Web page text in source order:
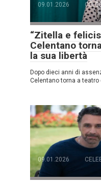
09.01.2026
“Zitella e
Celentano
la sua libertà
Dopo dieci anni di
Celentano torna a teatro
09.01.2026